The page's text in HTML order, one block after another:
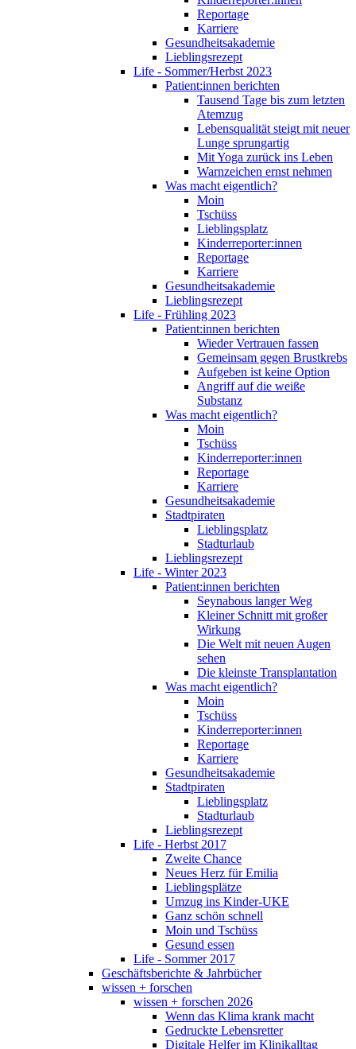
Reportage
Karriere
Gesundheitsakademie
Lieblingsrezept
Life - Sommer/Herbst 2023
Patient:innen berichten
Tausend Tage bis zum letzten
Atemzug
Lebensqualität steigt mit neuer
Lunge sprungartig
Mit Yoga zurück ins Leben
Warnzeichen ernst nehmen
Was macht eigentlich?
Moin
Tschüss
Lieblingsplatz
Kinderreporter:innen
Reportage
Karriere
Gesundheitsakademie
Lieblingsrezept
Life - Frühling 2023
Patient:innen berichten
Wieder Vertrauen fassen
Gemeinsam gegen Brustkrebs
Aufgeben ist keine Option
Angriff auf die weiße
Substanz
Was macht eigentlich?
Moin
Tschüss
Kinderreporter:innen
Reportage
Karriere
Gesundheitsakademie
Stadtpiraten
Lieblingsplatz
Stadturlaub
Lieblingsrezept
Life - Winter 2023
Patient:innen berichten
Seynabous langer Weg
Kleiner Schnitt mit großer
Wirkung
Die Welt mit neuen Augen
sehen
Die kleinste Transplantation
Was macht eigentlich?
Moin
Tschüss
Kinderreporter:innen
Reportage
Karriere
Gesundheitsakademie
Stadtpiraten
Lieblingsplatz
Stadturlaub
Lieblingsrezept
Life - Herbst 2017
Zweite Chance
Neues Herz für Emilia
Lieblingsplätze
Umzug ins Kinder-UKE
Ganz schön schnell
Moin und Tschüss
Gesund essen
Life - Sommer 2017
Geschäftsberichte & Jahrbücher
wissen + forschen
wissen + forschen 2026
Wenn das Klima krank macht
Gedruckte Lebensretter
Digitale Helfer im Klinikalltag